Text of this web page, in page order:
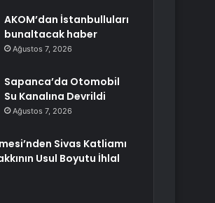
AKOM’dan İstanbulluları
bunaltacak haber
Ağustos 7, 2026
Sapanca’da Otomobil
Su Kanalına Devrildi
Ağustos 7, 2026
Sivas Katliamı
Usul Boyutu İhlal